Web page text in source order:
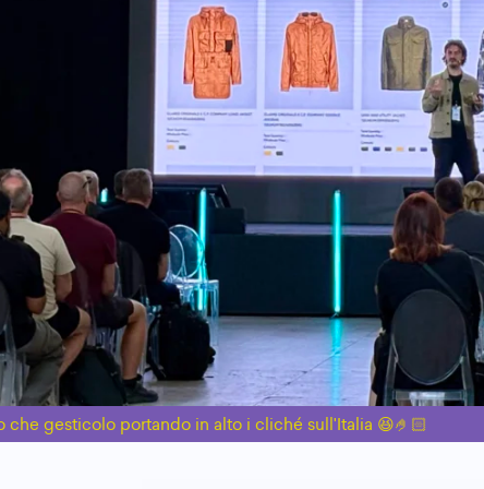
che gesticolo portando in alto i cliché sull'Italia 😆🤌🏻